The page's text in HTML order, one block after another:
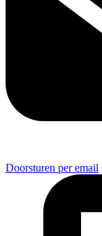
Doorsturen per email